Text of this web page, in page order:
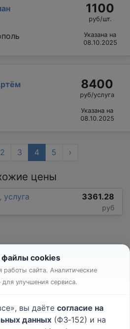
1100
руб/шт.
Указана на
08.10.2025
8400
руб/услуга
Указана на
08.10.2025
2 3 4 5 ›
цены
услуга 3361.28
руб
Реклама
соглашение
cookies
сайта. Аналитические
улучшения сервиса.
вы даёте согласие на
данных (ФЗ‑152) и на